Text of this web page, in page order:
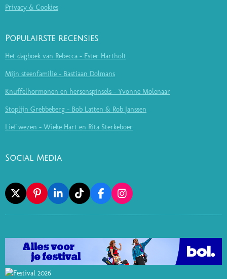
Privacy & Cookies
Populairste recensies
Het dagboek van Rebecca - Ester Hartholt
Mijn steenfamilie - Bastiaan Dolmans
Knuffelhormonen en hersenspinsels - Yvonne Molenaar
Stoplijn Grebbeberg - Bob Latten & Rob Janssen
Lief wezen - Wieke Hart en Rita Sterkeboer
Social Media
X
P
I
N
E
R
E
S
T
L
I
N
E
D
I
N
T
I
K
O
F
A
C
B
O
K
I
N
S
A
G
A